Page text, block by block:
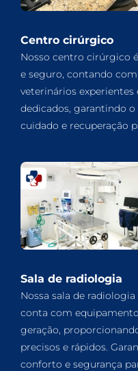
Centro cirúrgico
Nosso centro cirúrgico
e seguro, contando com
veterinários experientes
dedicados, garantindo
cuidado e recuperação
Sala de radiologia
Nossa sala de
conta com
geração,
precisos e rápidos.
conforto e segurança